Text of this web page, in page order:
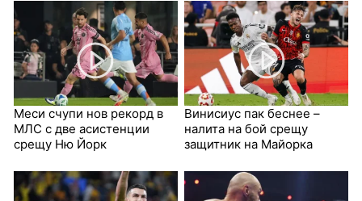
Меси счупи нов рекорд в
МЛС с две асистенции
срещу Ню Йорк
Винисиус пак беснее –
налита на бой срещу
защитник на Майорка